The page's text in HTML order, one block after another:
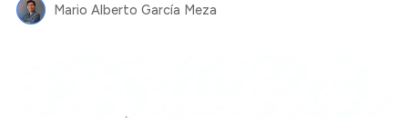
Mario Alberto García Meza